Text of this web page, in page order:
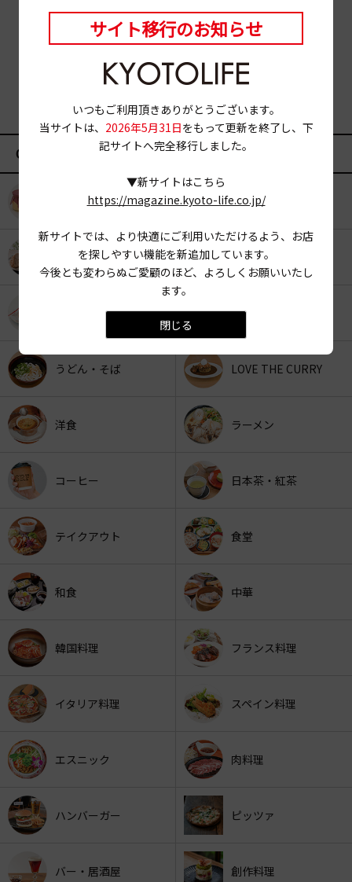
サイト移行のお知らせ
いつもご利用頂きありがとうございます。
当サイトは、 2026年5月31日をもって更新を終了し、下
記サイトへ完全移行しました。
▼新サイトはこちら
https://magazine.kyoto-life.co.jp/
新サイトでは、より快適にご利用いただけるよう、お店
を探しやすい機能を新追加しています。
今後とも変わらぬご愛顧のほど、よろしくお願いいたし
ます。
閉じる
CATEGORY
KYOTO OYATSU CLUB スナックフード
カフェ 京みやげ
パン
うどん・そば LOVE THE CURRY
洋食 ラーメン
コーヒー 日本茶・紅茶
テイクアウト 食堂
和食 中華
韓国料理 フランス料理
イタリア料理 スペイン料理
エスニック 肉料理
ハンバーガー ピッツァ
バー・居酒屋 創作料理